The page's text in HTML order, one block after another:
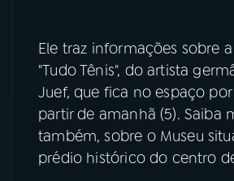
07ÚLTIMAS
FESTIVAL DE MÚSICA
Ele traz informações sobre
"Tudo Tênis", do artista
Juef, que fica no espaço
partir de amanhã (5). Saiba
também, sobre o Museu
prédio histórico do centro